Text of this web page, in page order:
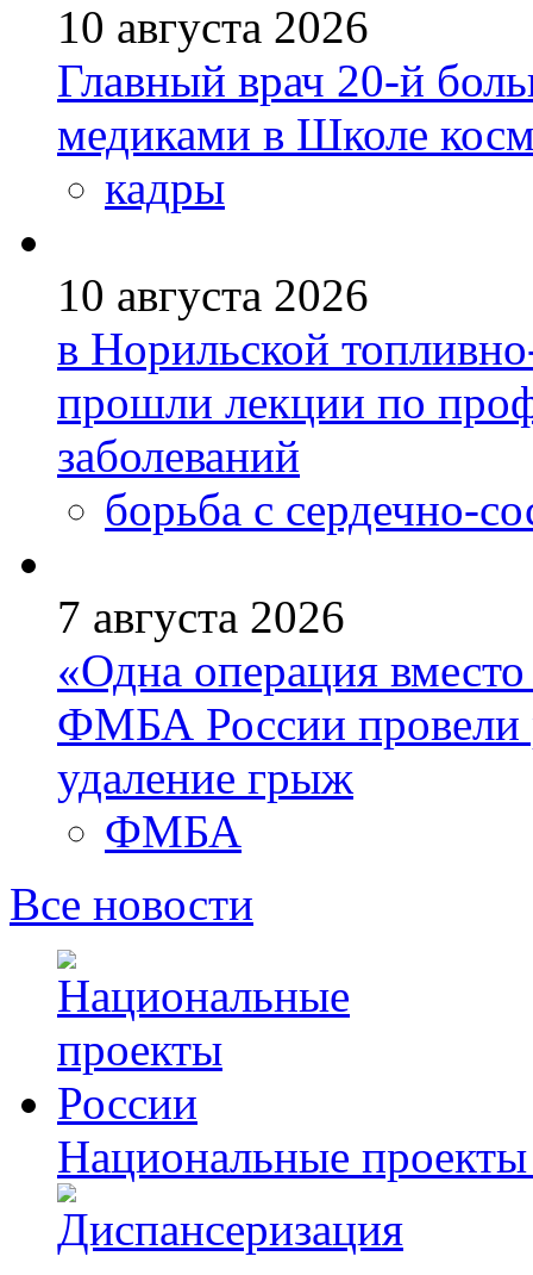
10 августа 2026
Главный врач 20-й
медиками в Школе
кадры
10 августа 2026
в Норильской
прошли лекции по
заболеваний
борьба с сердечно-
7 августа 2026
«Одна операция
ФМБА России провели
удаление грыж
ФМБА
Все новости
Национальные